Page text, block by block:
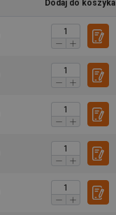
Dodaj do koszyka